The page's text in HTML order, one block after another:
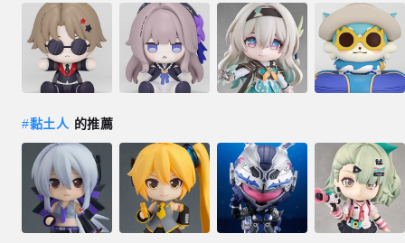
#黏土人 的推薦